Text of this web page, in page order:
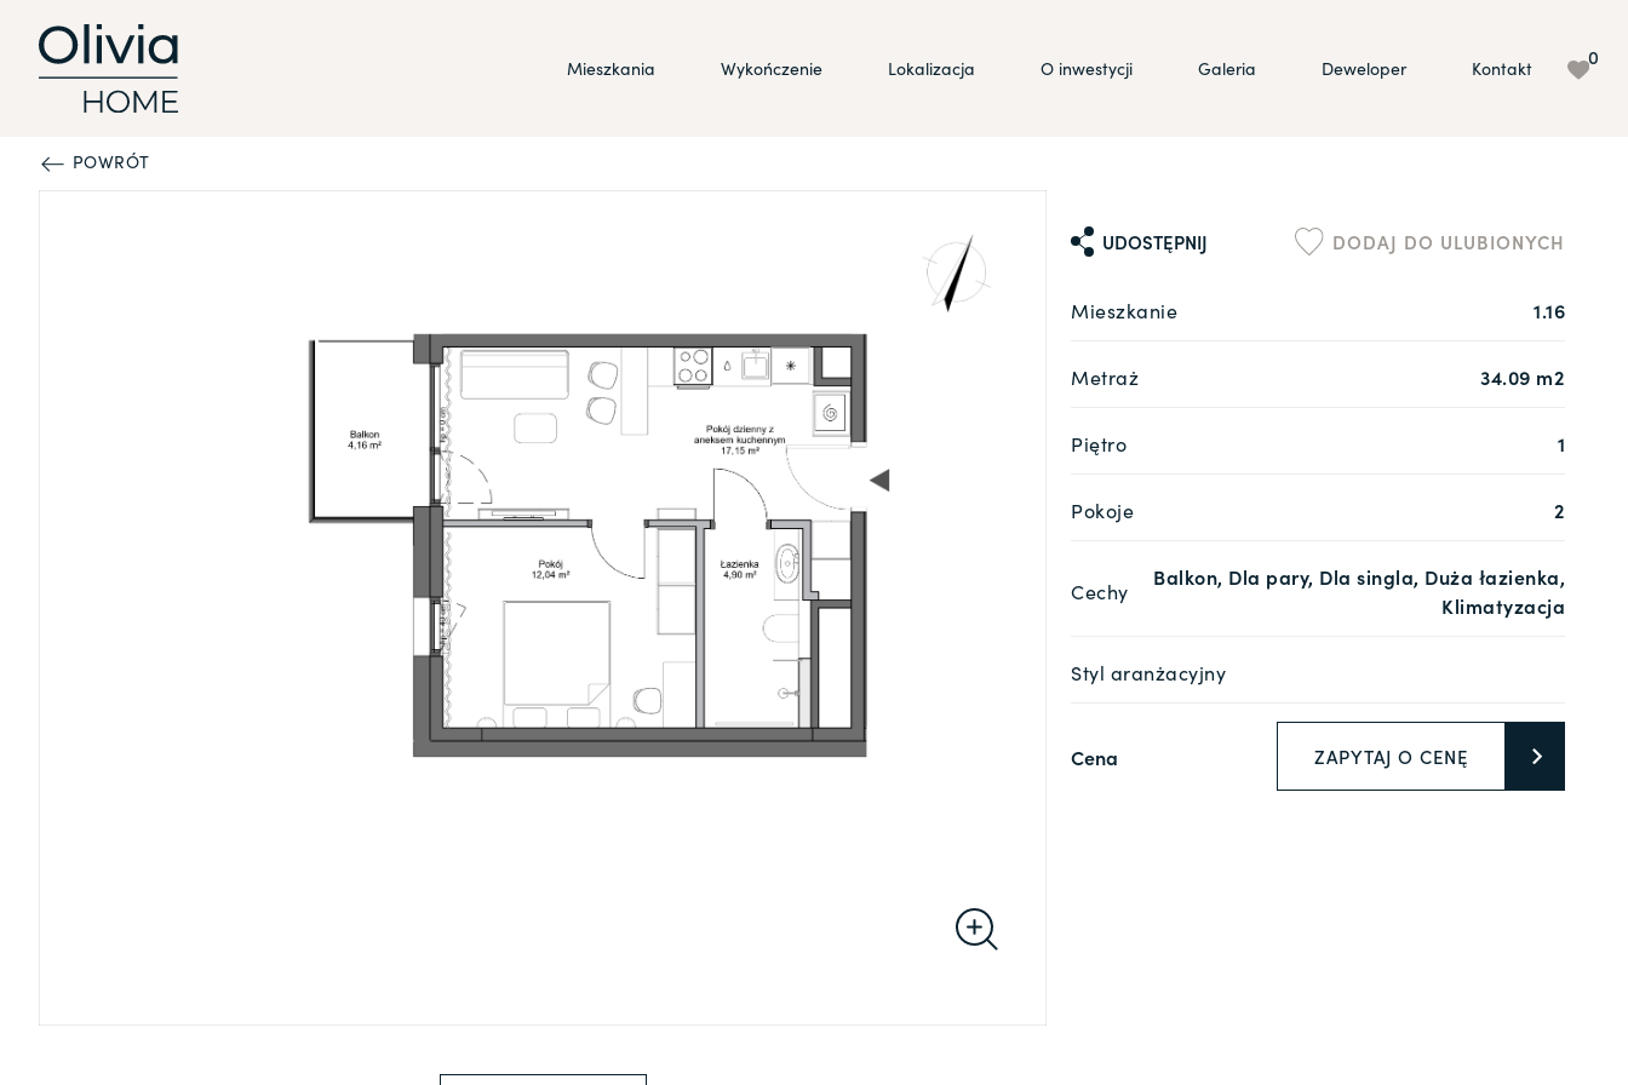
Mieszkania Wykończenie Lokalizacja O inwestycji Galeria Deweloper Kontakt 0
POWRÓT
UDOSTĘPNIJ DODAJ DO ULUBIONYCH
Mieszkanie 1.16
Metraż 34.09 m2
Piętro 1
Pokoje 2
Cechy
Balkon, Dla pary, Dla singla, Duża łazienka,
Klimatyzacja
Styl aranżacyjny
Cena ZAPYTAJ O CENĘ